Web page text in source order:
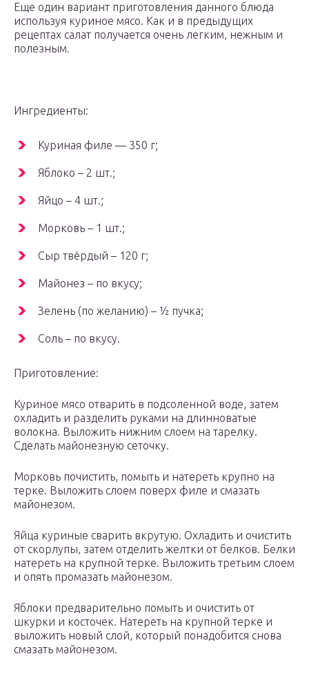
Еще один вариант приготовления данного блюда
используя куриное мясо. Как и в предыдущих
рецептах салат получается очень легким, нежным и
полезным.
Ингредиенты:
Куриная филе — 350 г;
Яблоко – 2 шт.;
Яйцо – 4 шт.;
Морковь – 1 шт.;
Сыр твёрдый – 120 г;
Майонез – по вкусу;
Зелень (по желанию) – ½ пучка;
Соль – по вкусу.
Приготовление:
Куриное мясо отварить в подсоленной воде, затем
охладить и разделить руками на длинноватые
волокна. Выложить нижним слоем на тарелку.
Сделать майонезную сеточку.
Морковь почистить, помыть и натереть крупно на
терке. Выложить слоем поверх филе и смазать
майонезом.
Яйца куриные сварить вкрутую. Охладить и очистить
от скорлупы, затем отделить желтки от белков. Белки
натереть на крупной терке. Выложить третьим слоем
и опять промазать майонезом.
Яблоки предварительно помыть и очистить от
шкурки и косточек. Натереть на крупной терке и
выложить новый слой, который понадобится снова
смазать майонезом.